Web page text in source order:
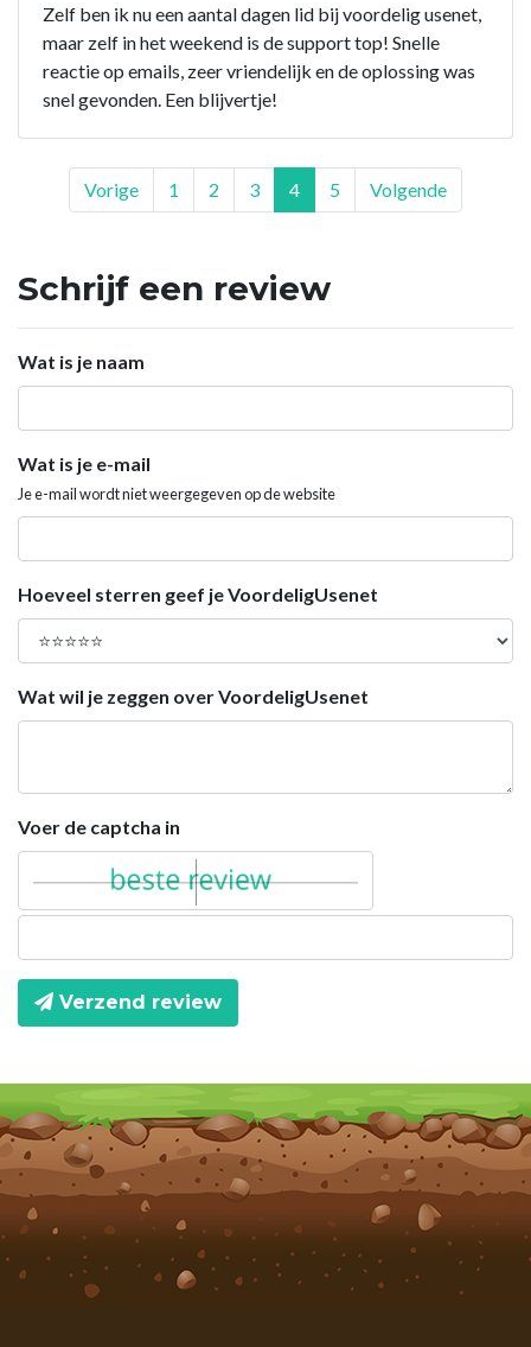
Zelf ben ik nu een aantal dagen lid bij voordelig usenet,
maar zelf in het weekend is de support top! Snelle
reactie op emails, zeer vriendelijk en de oplossing was
snel gevonden. Een blijvertje!
Vorige 1 2 3 4 5 Volgende
Schrijf een review
Wat is je naam
Wat is je e-mail
Je e-mail wordt niet weergegeven op de website
Hoeveel sterren geef je VoordeligUsenet
Wat wil je zeggen over VoordeligUsenet
Voer de captcha in
Verzend review